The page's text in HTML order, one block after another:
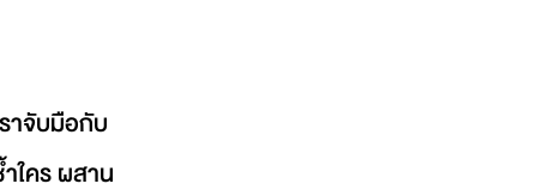
าจับมือกับ
ใคร ผสาน